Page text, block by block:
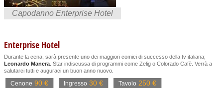
Capodanno Enterprise Hotel
Enterprise Hotel
Durante la cena, sarà presente uno dei maggiori comici di successo della tv italiana;
Leonardo Manera . Star indiscussa di programmi come Zelig o Colorado Cafè. Verrà a
salutarci tutti e auguraci un buon anno nuovo.
Cenone 90 € Ingresso 30 € Tavolo 250 €